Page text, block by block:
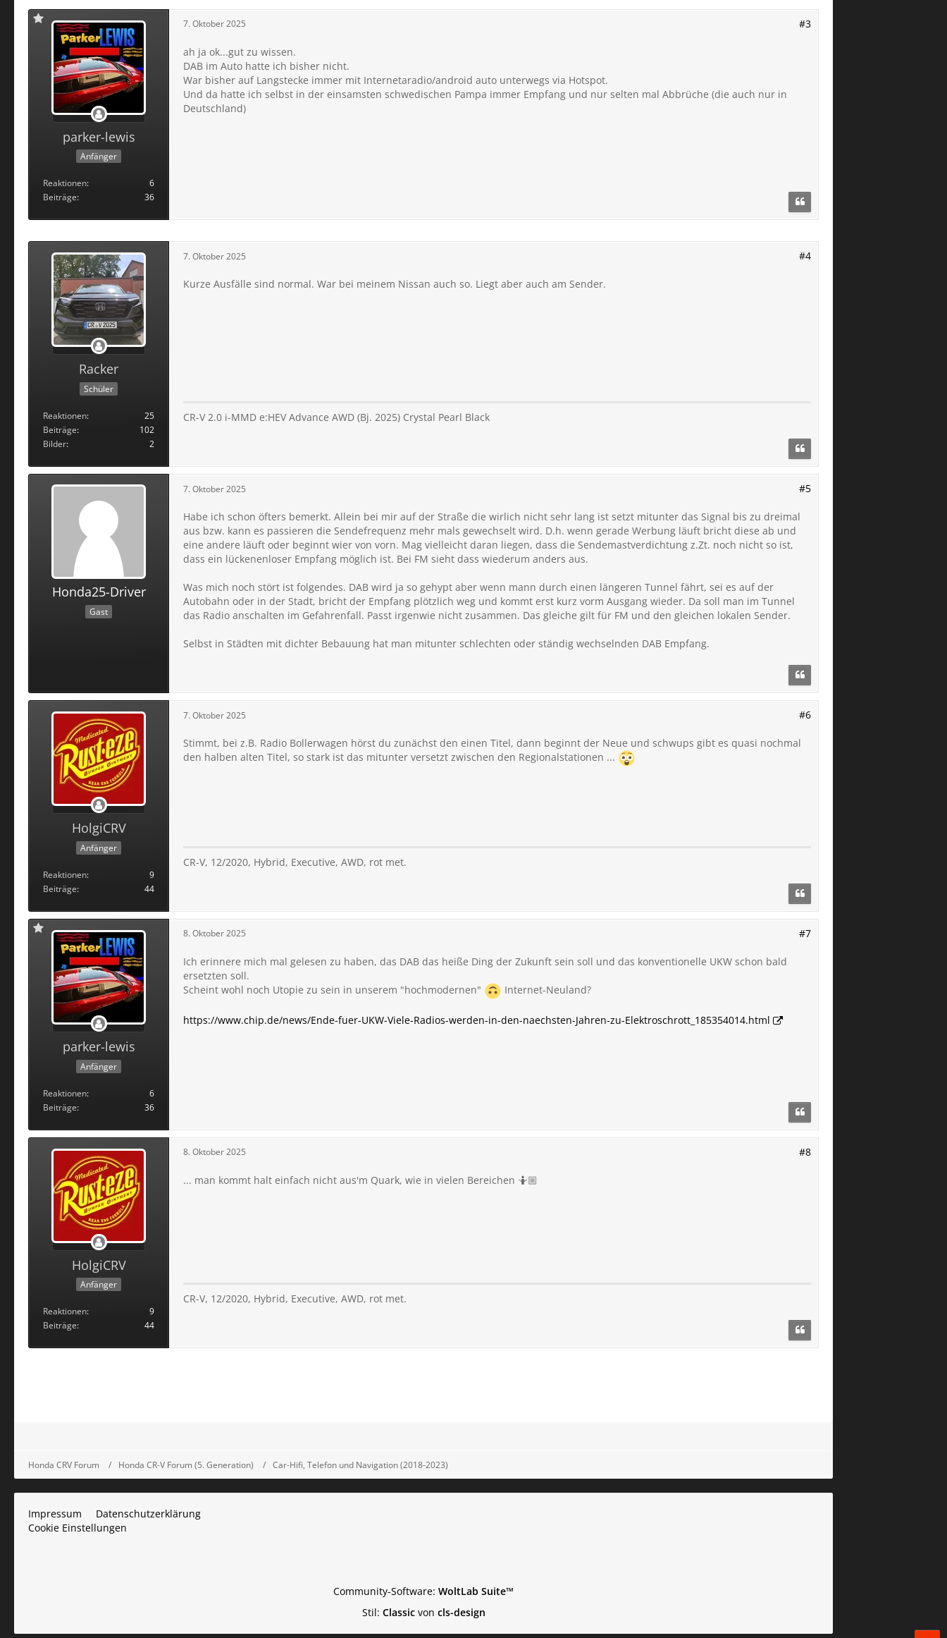
parker-lewis
Anfänger
Reaktionen
6
Beiträge
36
7. Oktober 2025 #3
ah ja ok...gut zu wissen.
DAB im Auto hatte ich bisher nicht.
War bisher auf Langstecke immer mit Internetaradio/android auto unterwegs via Hotspot.
Und da hatte ich selbst in der einsamsten schwedischen Pampa immer Empfang und nur selten mal Abbrüche (die auch nur in
Deutschland)
Racker
Schüler
Reaktionen
25
Beiträge
102
Bilder
2
7. Oktober 2025 #4
Kurze Ausfälle sind normal. War bei meinem Nissan auch so. Liegt aber auch am Sender.
CR-V 2.0 i-MMD e:HEV Advance AWD (Bj. 2025) Crystal Pearl Black
Honda25-Driver
Gast
7. Oktober 2025 #5
Habe ich schon öfters bemerkt. Allein bei mir auf der Straße die wirlich nicht sehr lang ist setzt mitunter das Signal bis zu dreimal
aus bzw. kann es passieren die Sendefrequenz mehr mals gewechselt wird. D.h. wenn gerade Werbung läuft bricht diese ab und
eine andere läuft oder beginnt wier von vorn. Mag vielleicht daran liegen, dass die Sendemastverdichtung z.Zt. noch nicht so ist,
dass ein lückenenloser Empfang möglich ist. Bei FM sieht dass wiederum anders aus.
Was mich noch stört ist folgendes. DAB wird ja so gehypt aber wenn mann durch einen längeren Tunnel fährt, sei es auf der
Autobahn oder in der Stadt, bricht der Empfang plötzlich weg und kommt erst kurz vorm Ausgang wieder. Da soll man im Tunnel
das Radio anschalten im Gefahrenfall. Passt irgenwie nicht zusammen. Das gleiche gilt für FM und den gleichen lokalen Sender.
Selbst in Städten mit dichter Bebauung hat man mitunter schlechten oder ständig wechselnden DAB Empfang.
HolgiCRV
Anfänger
Reaktionen
9
Beiträge
44
7. Oktober 2025 #6
Stimmt, bei z.B. Radio Bollerwagen hörst du zunächst den einen Titel, dann beginnt der Neue und schwups gibt es quasi nochmal
den halben alten Titel, so stark ist das mitunter versetzt zwischen den Regionalstationen ...
CR-V, 12/2020, Hybrid, Executive, AWD, rot met.
parker-lewis
Anfänger
Reaktionen
6
Beiträge
36
8. Oktober 2025 #7
Ich erinnere mich mal gelesen zu haben, das DAB das heiße Ding der Zukunft sein soll und das konventionelle UKW schon bald
ersetzten soll.
Scheint wohl noch Utopie zu sein in unserem "hochmodernen"
Internet-Neuland?
https://www.chip.de/news/Ende-fuer-UKW-Viele-Radios-werden-in-den-naechsten-Jahren-zu-Elektroschrott_185354014.html
HolgiCRV
Anfänger
Reaktionen
9
Beiträge
44
8. Oktober 2025 #8
... man kommt halt einfach nicht aus'm Quark, wie in vielen Bereichen 🤷🏼
CR-V, 12/2020, Hybrid, Executive, AWD, rot met.
Honda CRV Forum Honda CR-V Forum (5. Generation) Car-Hifi, Telefon und Navigation (2018-2023)
Impressum
Datenschutzerklärung
Cookie Einstellungen
Community-Software: WoltLab Suite™
Stil: Classicvon cls-design